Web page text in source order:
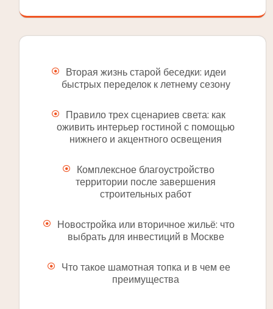
Вторая жизнь старой беседки: идеи
быстрых переделок к летнему сезону
Правило трех сценариев света: как
оживить интерьер гостиной с помощью
нижнего и акцентного освещения
Комплексное благоустройство
территории после завершения
строительных работ
Новостройка или вторичное жильё: что
выбрать для инвестиций в Москве
Что такое шамотная топка и в чем ее
преимущества